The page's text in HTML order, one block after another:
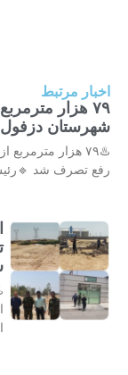
اخبار مرتبط
۷۹ هزار
شهرستان
♨️۷۹ هزار
رفع تصرف شد